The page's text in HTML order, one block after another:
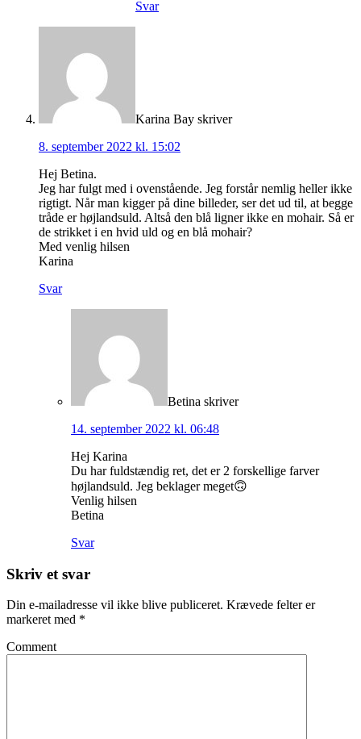
Svar
Karina Bay skriver
8. september 2022 kl. 15:02
Hej Betina.
Jeg har fulgt med i ovenstående. Jeg forstår nemlig heller ikke
rigtigt. Når man kigger på dine billeder, ser det ud til, at begge
tråde er højlandsuld. Altså den blå ligner ikke en mohair. Så er
de strikket i en hvid uld og en blå mohair?
Med venlig hilsen
Karina
Svar
Betina skriver
14. september 2022 kl. 06:48
Hej Karina
Du har fuldstændig ret, det er 2 forskellige farver
højlandsuld. Jeg beklager meget🙃
Venlig hilsen
Betina
Svar
Skriv et svar
Din e-mailadresse vil ikke blive publiceret. Krævede felter er
markeret med *
Comment